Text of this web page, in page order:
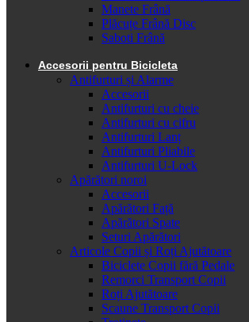
Manete Frână
Plăcuțe Frână Disc
Saboti Frână
Accesorii pentru Bicicleta
Antifurturi și Alarme
Accesorii
Antifurturi cu cheie
Antifurturi cu cifru
Antifurturi Lanț
Antifurturi Pliabile
Antifurturi U-Lock
Apărători noroi
Accesorii
Apărători Față
Apărători Spate
Seturi Apărători
Articole Copii și Roți Ajutătoare
Biciclete Copii fără Pedale
Remorci Transport Copii
Roți Ajutătoare
Scaune Transport Copii